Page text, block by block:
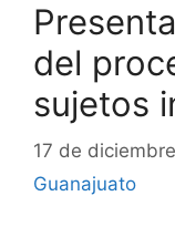
del
sujetos
17 de
Guanajuato